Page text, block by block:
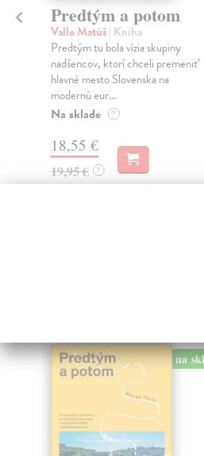
Predtým a potom
Vallo Matúš| Kniha
Predtým tu bola vízia skupiny
nadšencov, ktorí chceli premeniť
hlavné mesto Slovenska na
modernú eur...
Na sklade ?
18,55 €
19,95 € ?
na